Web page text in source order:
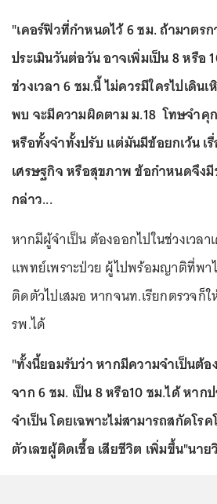
"เคอร์ฟิวที่กำหนดไว้ 6 ชม. ถ้ามาตร
ประเมินวันต่อวัน อาจเพิ่มเป็น 8 หรือ
ช่วงเวลา 6 ชม.นี้ ไม่ควรมีใครไปเดิน
พบ จะมีความผิดตาม ม.18 โทษจำคุ
หรือทั้งจำทั้งปรับ แต่มันมีข้อยกเว้น เ
เศรษฐกิจ หรือสุขภาพ ข้อกำหนดจึง
กล่าว...
หากมีผู้จำเป็น ต้องออกไปในช่วงเวลา
แพทย์เพราะป่วย ผู้ไปพร้อมญาติที่พา
ติดตัวไปเสมอ หากจนท.เรียกตรวจก็ใ
รพ.ได้
"ทั้งนี้ยอมรับว่า หากมีความจำเป็นต้อ
จาก 6 ชม. เป็น 8 หรือ10 ชม.ได้ หาก
จำเป็น โดยเฉพาะไม่สามารถสกัดโร
ตัวเลขผู้ติดเชื้อ เสียชีวิต เพิ่มขึ้น"นา